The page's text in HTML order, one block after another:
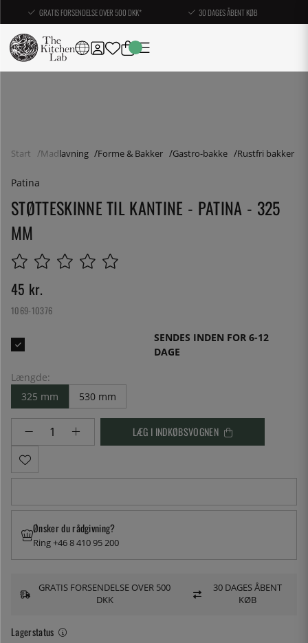
GRATIS FORSENDELSE OVER 500 DKK* 30 DAGES ÅBENT KØB
Start Madlavning Forme & Bakker Gastro-bakke Rustfri bakker
Patina
STØTTESKINNE TIL KANTINE - PATINA - 325
MM
45 kr.
1069-10376
SENDES INDEN FOR 6-12
DAGE
Længde:
325 mm
530 mm
LÆG I INDKØBSVOGNEN
Lagerstatus
Ønsker du rådgivning?
Ring +46 8 410 95 200
GRATIS FORSENDELSE OVER 500
DKK
30 DAGES ÅBENT
KØB